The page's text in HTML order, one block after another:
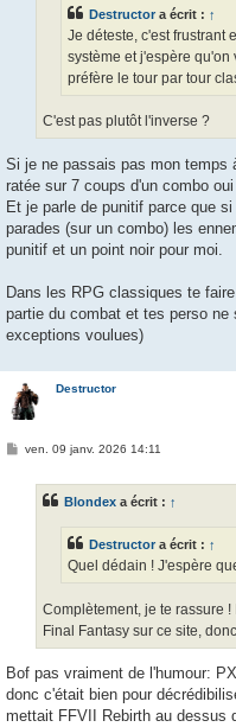
Destructora écrit : ↑
Je déteste, c'est frustrant
système et j'espère
préfère le tour par tour
C'est pas plutôt l'inverse ?
Si je ne passais pas mon temps
ratée sur 7 coups d'un combo
Et je parle de punitif parce que
parades (sur un combo) les
punitif et un point noir pour moi.
Dans les RPG classiques te
partie du combat et tes perso
exceptions voulues)
Destructor
Mven. 09 janv. 2026 14:11
Blondex a écrit : ↑
Destructora écrit : ↑
Quel dédain ! J'espère
Complètement, je te rassure
Final Fantasy sur ce site,
Bof pas vraiment de l'humour:
donc c'était bien pour
mettait FFVII Rebirth au dessus